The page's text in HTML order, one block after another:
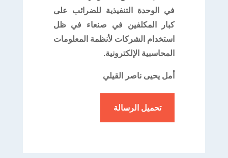
في الوحدة التنفيذية للضرائب على
كبار المكلفين في صنعاء في ظل
استخدام الشركات لأنظمة المعلومات
المحاسبية الإلكترونية.
أمل يحيى ناصر القيلي
تحميل الرسالة